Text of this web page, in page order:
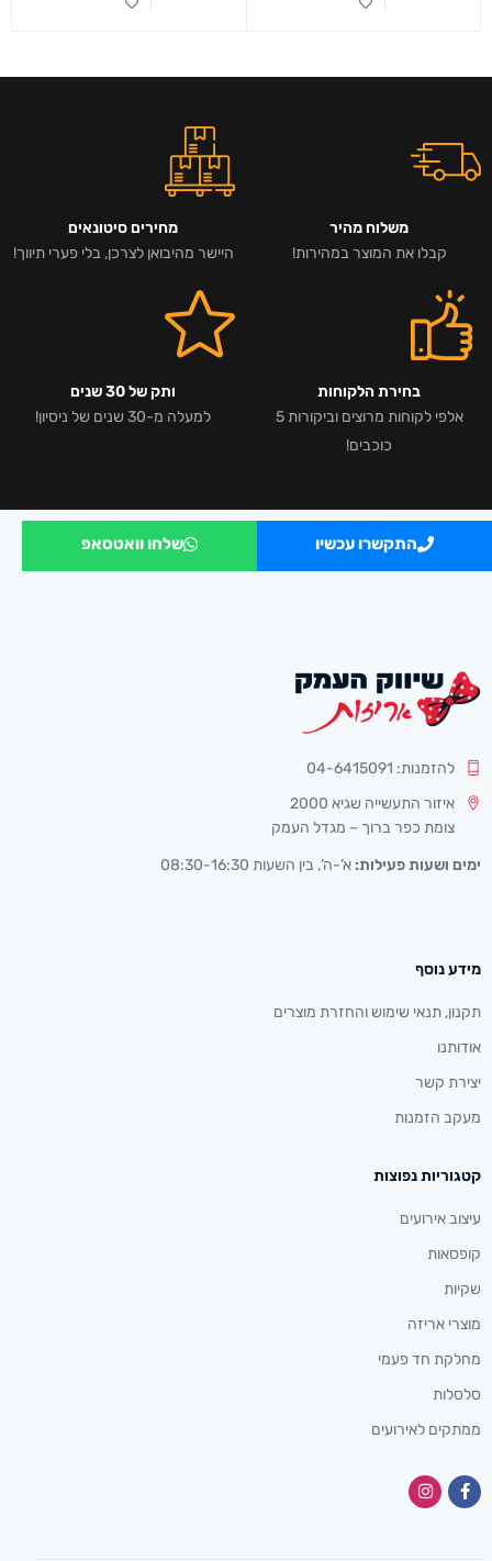
משלוח מהיר
קבלו את המוצר במהירות!
מחירים סיטונאים
היישר מהיבואן לצרכן, בלי פערי תיווך!
בחירת הלקוחות
אלפי לקוחות מרוצים וביקורות 5
כוכבים!
ותק של 30 שנים
למעלה מ-30 שנים של ניסיון!
התקשרו עכשיו שלחו וואטסאפ
להזמנות: 04-6415091
איזור התעשייה שגיא 2000
צומת כפר ברוך – מגדל העמק
ימים ושעות פעילות: א’-ה’, בין השעות 08:30-16:30
מידע נוסף
תקנון, תנאי שימוש והחזרת מוצרים
אודותנו
יצירת קשר
מעקב הזמנות
קטגוריות נפוצות
עיצוב אירועים
קופסאות
שקיות
מוצרי אריזה
מחלקת חד פעמי
סלסלות
ממתקים לאירועים